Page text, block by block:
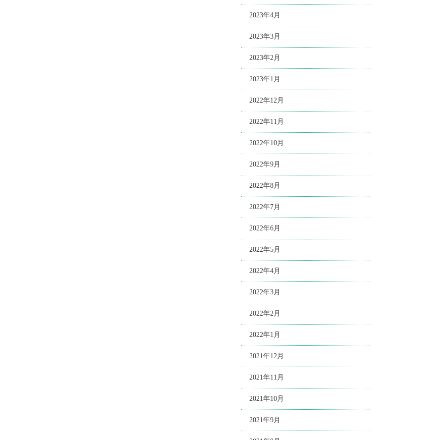
2023年4月
2023年3月
2023年2月
2023年1月
2022年12月
2022年11月
2022年10月
2022年9月
2022年8月
2022年7月
2022年6月
2022年5月
2022年4月
2022年3月
2022年2月
2022年1月
2021年12月
2021年11月
2021年10月
2021年9月